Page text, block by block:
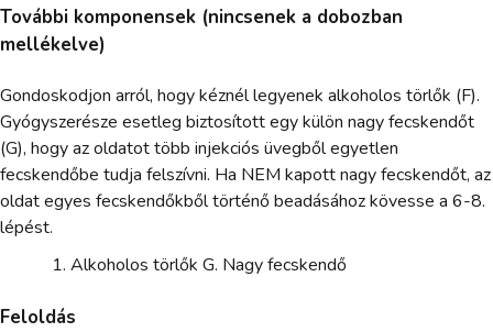
További komponensek (nincsenek a dobozban
mellékelve)
Gondoskodjon arról, hogy kéznél legyenek alkoholos törlők (F).
Gyógyszerésze esetleg biztosított egy külön nagy fecskendőt
(G), hogy az oldatot több injekciós üvegből egyetlen
fecskendőbe tudja felszívni. Ha NEM kapott nagy fecskendőt, az
oldat egyes fecskendőkből történő beadásához kövesse a 6-8.
lépést.
Alkoholos törlők G. Nagy fecskendő
Feloldás